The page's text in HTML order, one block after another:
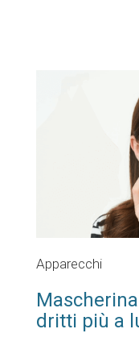
Apparecchi
dritti più a